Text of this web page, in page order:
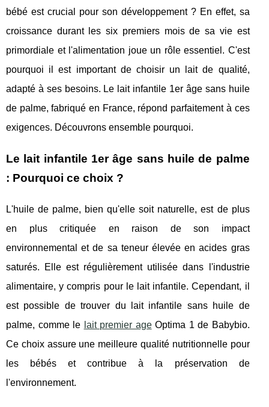
bébé est crucial pour son développement ? En effet, sa
croissance durant les six premiers mois de sa vie est
primordiale et l'alimentation joue un rôle essentiel. C'est
pourquoi il est important de choisir un lait de qualité,
adapté à ses besoins. Le lait infantile 1er âge sans huile
de palme, fabriqué en France, répond parfaitement à ces
exigences. Découvrons ensemble pourquoi.
Le lait infantile 1er âge sans huile de palme
: Pourquoi ce choix ?
L'huile de palme, bien qu'elle soit naturelle, est de plus
en plus critiquée en raison de son impact
environnemental et de sa teneur élevée en acides gras
saturés. Elle est régulièrement utilisée dans l'industrie
alimentaire, y compris pour le lait infantile. Cependant, il
est possible de trouver du lait infantile sans huile de
palme, comme le lait premier ageOptima 1 de Babybio.
Ce choix assure une meilleure qualité nutritionnelle pour
les bébés et contribue à la préservation de
l'environnement.